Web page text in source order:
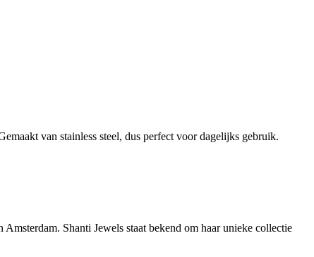
van stainless steel, dus perfect voor dagelijks gebruik.
Shanti Jewels staat bekend om haar unieke collectie